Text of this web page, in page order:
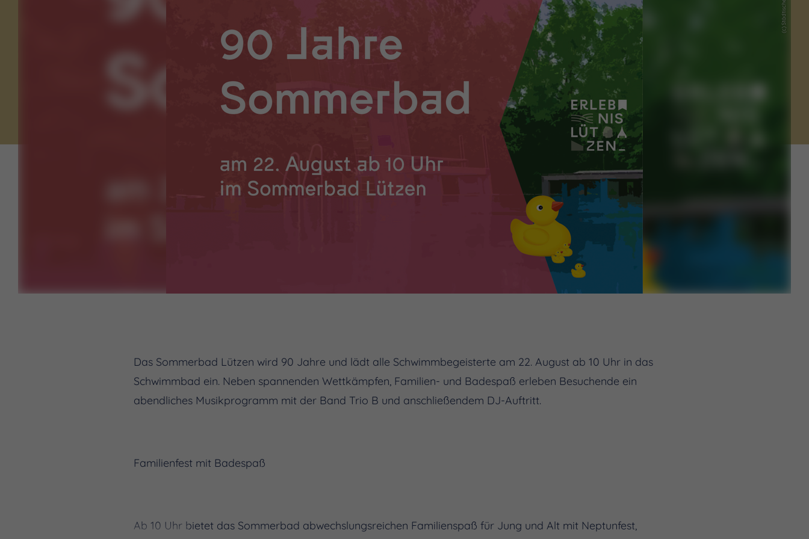
Das Sommerbad Lützen wird 90 Jahre und lädt alle Schwimmbegeisterte am 22. August ab 10 Uhr in das
Schwimmbad ein. Neben spannenden Wettkämpfen, Familien- und Badespaß erleben Besuchende ein
abendliches Musikprogramm mit der Band Trio B und anschließendem DJ-Auftritt.
Familienfest mit Badespaß
Ab 10 Uhr bietet das Sommerbad abwechslungsreichen Familienspaß für Jung und Alt mit Neptunfest,